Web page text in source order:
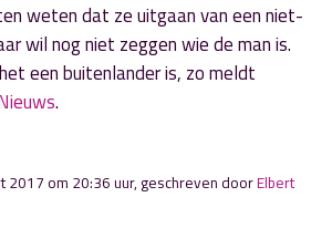
weten dat ze uitgaan van een niet-
wil nog niet zeggen wie de man is.
een buitenlander is, zo meldt
.
2017 om 20:36 uur, geschreven doorElbert